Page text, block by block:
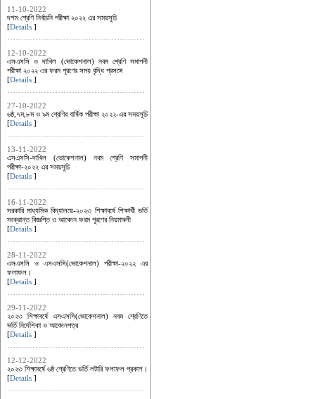
11-10-2022
দশম শ্রেণি নির্বাচনি পরীক্ষা ২০২২ এর সময়সূচি
[Details ]
12-10-2022
এসএসসি ও দাখিল (ভোকেশনাল) নবম শ্রেণি সমাপনী
পরীক্ষা ২০২২ এর ফরম পূরণের সময় বৃদ্ধি প্রসঙ্গে
[Details ]
27-10-2022
৬ষ্ঠ,৭ম,৮ম ও ৯ম শ্রেণির বার্ষিক পরীক্ষা ২০২২-এর সময়সূচি
[Details ]
13-11-2022
এসএসসি-দাখিল (ভোকেশনাল) নবম শ্রেণি সমাপনী
পরীক্ষা-২০২২ এর সময়সূচি
[Details ]
16-11-2022
সরকারি মাধ্যমিক বিদ্যালয়ে-২০২৩ শিক্ষাবর্ষে শিক্ষার্থী ভর্তি
সংক্রান্ত বিজ্ঞপ্তি ও আবেদন ফরম পূরণের নিয়মাবলী
[Details ]
28-11-2022
এসএসসি ও এসএসসি(ভোকেশনাল) পরীক্ষা-২০২২ এর
ফলাফল।
[Details ]
29-11-2022
২০২৩ শিক্ষাবর্ষে এসএসসি(ভোকেশনাল) নবম শ্রেণিতে
ভর্তি নির্দেশিকা ও আবেদনপত্র
[Details ]
12-12-2022
২০২৩ শিক্ষাবর্ষে ৬ষ্ঠ শ্রেণিতে ভর্তি লটারি ফলাফল প্রকাশ।
[Details ]